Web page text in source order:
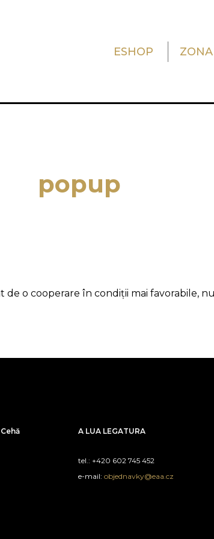
ESHOP
popup
o cooperare în condiții mai favorabile,
A LUA LEGATURA
tel.: +420 602 745 452
e-mail: objednavky@eaa.cz